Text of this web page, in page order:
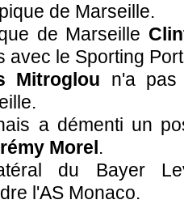
de Marseille.
de Marseille
avec le Sporting
Mitroglou n'a pas
a démenti un
Morel.
du Bayer
l'AS Monaco.